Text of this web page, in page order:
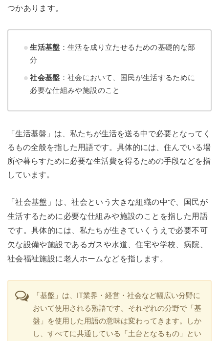
つかあります。
生活基盤 ：生活を成り立たせるための基礎的な部
分
社会基盤 ：社会において、国民が生活するために
必要な仕組みや施設のこと
「生活基盤」は、私たちが生活を送る中で必要となってく
るもの全般を指した用語です。具体的には、住んでいる場
所や暮らすために必要な生活費を得るための手段などを指
しています。
「社会基盤」は、社会という大きな組織の中で、国民が
生活するために必要な仕組みや施設のことを指した用語
です。具体的には、私たちが生きていくうえで必要不可
欠な設備や施設であるガスや水道、住宅や学校、病院、
社会福祉施設に老人ホームなどを指します。
「基盤」は、IT業界・経営・社会など幅広い分野に
おいて使用される熟語です。それぞれの分野で「基
盤」を使用した用語の意味は変わってきます。しか
し、すべてに共通している「土台となるもの」とい